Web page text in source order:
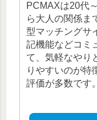
PCMAXは20代
ら大人の関係ま
型マッチングサ
記機能などコミ
て、気軽なやり
りやすいのが特
評価が多数です。